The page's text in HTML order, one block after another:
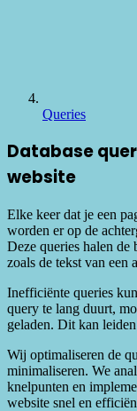
Queries
Database
website
Elke keer dat je een
worden er op de
Deze queries halen de
zoals de tekst van een
Inefficiënte queries
query te lang duurt,
geladen. Dit kan
Wij optimaliseren de
minimaliseren. We
knelpunten en
website snel en